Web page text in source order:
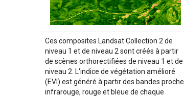
Ces composites Landsat Collection 2 de
niveau 1 et de niveau 2 sont créés à partir
de scènes orthorectifiées de niveau 1 et de
niveau 2. L'indice de végétation amélioré
(EVI) est généré à partir des bandes proche
infrarouge, rouge et bleue de chaque